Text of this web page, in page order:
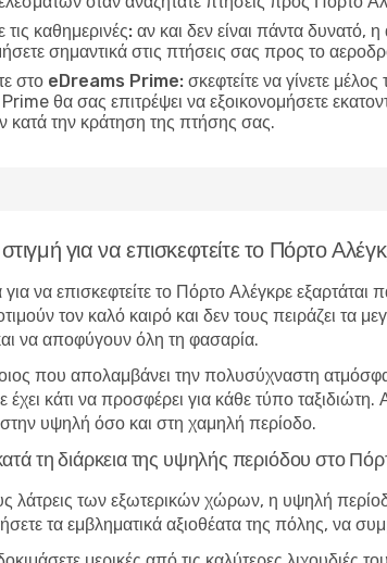
τις καθημερινές: αν και δεν είναι πάντα δυνατό,
σημαντικά στις πτήσεις σας προς το
στο eDreams Prime: σκεφτείτε να γίνετε
θα σας επιτρέψει να εξοικονομήσετε
κατά την κράτηση της πτήσης σας.
για να επισκεφτείτε το Πόρτο
να επισκεφτείτε το Πόρτο Αλέγκρε εξαρτάται
τον καλό καιρό και δεν τους πειράζει τα
να αποφύγουν όλη τη φασαρία.
που απολαμβάνει την πολυσύχναστη
έχει κάτι να προσφέρει για κάθε τύπο
υψηλή όσο και στη χαμηλή περίοδο.
τη διάρκεια της υψηλής περιόδου στο
λάτρεις των εξωτερικών χώρων, η υψηλή
τα εμβληματικά αξιοθέατα της πόλης, να